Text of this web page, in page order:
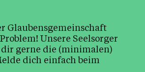
Glaubensgemeinschaft
Unsere Seelsorger
gerne die (minimalen)
dich einfach beim